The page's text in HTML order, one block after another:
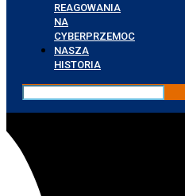
REAGOWANIA
NA
CYBERPRZEMOC
NASZA
HISTORIA